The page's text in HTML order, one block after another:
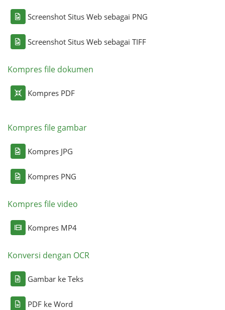
Screenshot Situs Web sebagai PNG
Screenshot Situs Web sebagai TIFF
Kompres file dokumen
Kompres PDF
Kompres file gambar
Kompres JPG
Kompres PNG
Kompres file video
Kompres MP4
Konversi dengan OCR
Gambar ke Teks
PDF ke Word